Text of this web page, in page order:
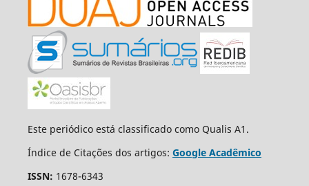
Este periódico está classificado como Qualis A1.
Índice de Citações dos artigos: Google Acadêmico
ISSN: 1678-6343